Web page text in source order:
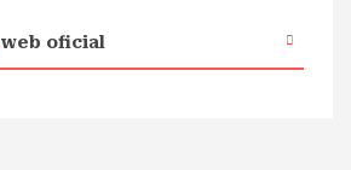
web oficial